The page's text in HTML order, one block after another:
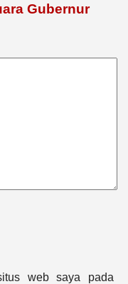
Gubernur
web saya pada